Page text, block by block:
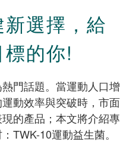
選擇，給
的你!
門話題。當運動人口增
動效率與突破時，市面
的產品；本文將介紹專
TWK-10運動益生菌。